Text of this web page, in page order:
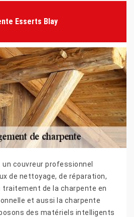
Esserts Blay
couvreur professionnel
de nettoyage, de réparation,
traitement de la charpente en
et aussi la charpente
des matériels intelligents